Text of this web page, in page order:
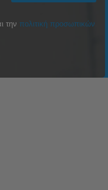
την πολιτική προσωπικών